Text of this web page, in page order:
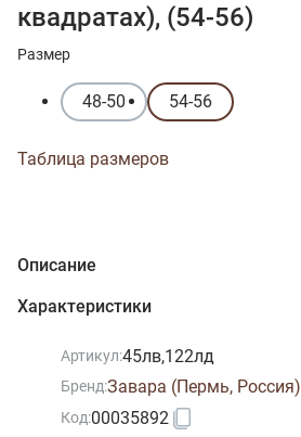
квадратах), (54-56)
Размер
48-50 54-56
Таблица размеров
Описание
Характеристики
Артикул:45лв,122лд
Бренд:Завара (Пермь, Россия)
Код:00035892